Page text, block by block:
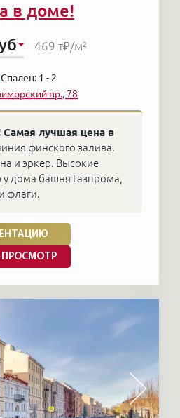
в доме!
469 т₽/м²
Cпален: 1 - 2
пр., 78
лучшая цена в
финского залива.
и эркер. Высокие
дома башня Газпрома,
флаги.
ПРОСМОТР